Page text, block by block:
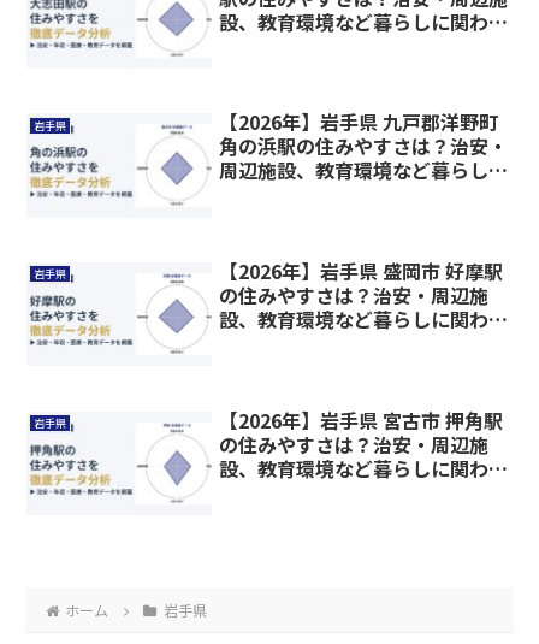
設、教育環境など暮らしに関わる
岩手県
【2026年】岩手県 九戸郡洋野町
角の浜駅の住みやすさは？治安・
周辺施設、教育環境など暮らしに
岩手県
【2026年】岩手県 盛岡市 好摩駅
の住みやすさは？治安・周辺施
設、教育環境など暮らしに関わる
岩手県
【2026年】岩手県 宮古市 押角駅
の住みやすさは？治安・周辺施
設、教育環境など暮らしに関わる
ホーム 岩手県